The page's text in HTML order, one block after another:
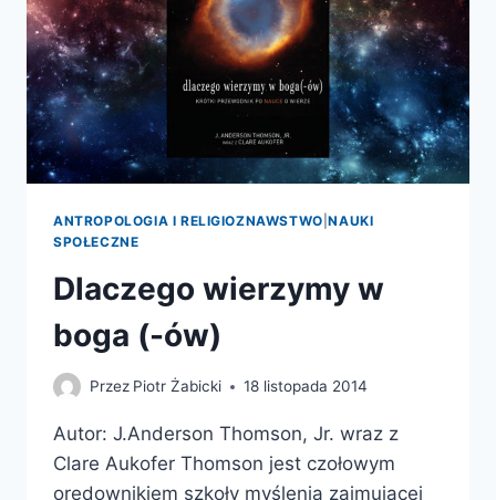
ANTROPOLOGIA I RELIGIOZNAWSTWO |NAUKI
SPOŁECZNE
Dlaczego wierzymy w
boga (-ów)
Przez Piotr Żabicki 18 listopada 2014
Autor: J.Anderson Thomson, Jr. wraz z
Clare Aukofer Thomson jest czołowym
orędownikiem szkoły myślenia zajmującej